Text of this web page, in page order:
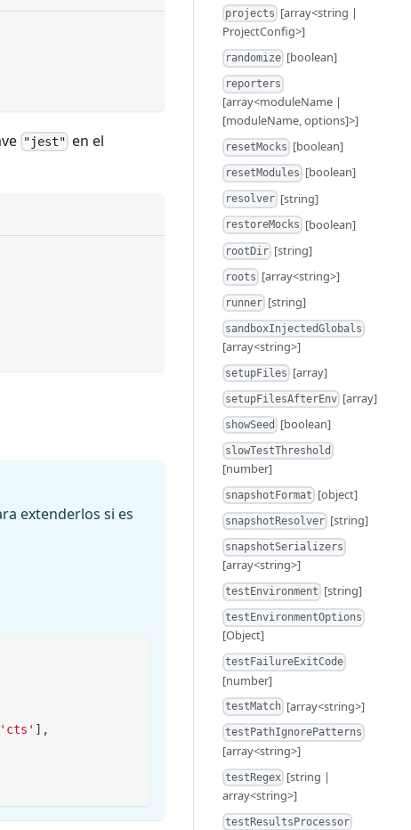
"jest" en el
extenderlos si es
'cts' ] ,
projects [array<string |
ProjectConfig>]
randomize [boolean]
reporters
[array<moduleName |
[moduleName, options]>]
resetMocks [boolean]
resetModules [boolean]
resolver [string]
restoreMocks [boolean]
rootDir [string]
roots [array<string>]
runner [string]
sandboxInjectedGlobals
[array<string>]
setupFiles [array]
setupFilesAfterEnv [array]
showSeed [boolean]
slowTestThreshold
[number]
snapshotFormat [object]
snapshotResolver [string]
snapshotSerializers
[array<string>]
testEnvironment [string]
testEnvironmentOptions
[Object]
testFailureExitCode
[number]
testMatch [array<string>]
testPathIgnorePatterns
[array<string>]
testRegex [string |
array<string>]
testResultsProcessor